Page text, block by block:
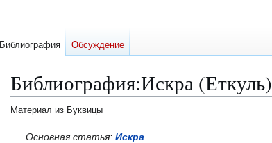
Библиография:Искра (Еткуль)
Материал из Буквицы
Перейти
Перейти
Основная статья:Искра
Библиография Обсуждение